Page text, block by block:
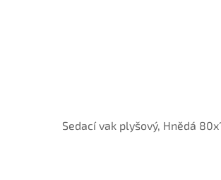
Sedací vak plyšový, Hnědá